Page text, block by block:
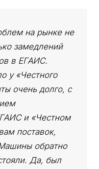
на рынке не
замедлений
в ЕГАИС.
у «Честного
очень долго, с
и «Честном
поставок,
обратно
Да, был